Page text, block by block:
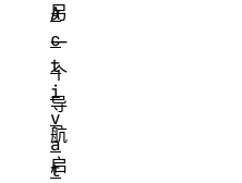
另
一
个
导
航
启
A
c
t
i
v
a
t